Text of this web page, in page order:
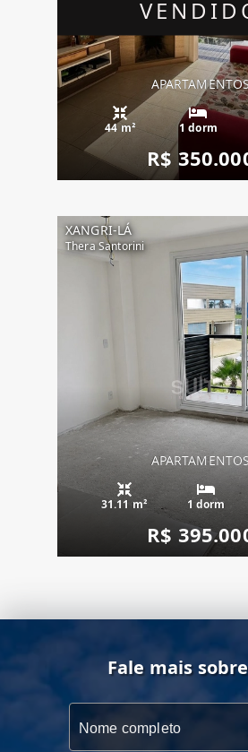
44 m² 1 dorm
R$
XANGRI-LÁ
Thera Santorini
31.11 m² 1 dorm
R$
Fale mais